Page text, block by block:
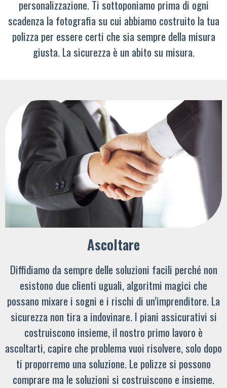
personalizzazione. Ti sottoponiamo prima di ogni
scadenza la fotografia su cui abbiamo costruito la tua
polizza per essere certi che sia sempre della misura
giusta. La sicurezza è un abito su misura.
Ascoltare
Diffidiamo da sempre delle soluzioni facili perché non
esistono due clienti uguali, algoritmi magici che
possano mixare i sogni e i rischi di un’imprenditore. La
sicurezza non tira a indovinare. I piani assicurativi si
costruiscono insieme, il nostro primo lavoro è
ascoltarti, capire che problema vuoi risolvere, solo dopo
ti proporremo una soluzione. Le polizze si possono
comprare ma le soluzioni si costruiscono e insieme.